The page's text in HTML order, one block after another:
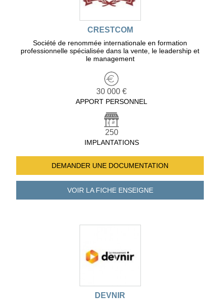
CRESTCOM
Société de renommée internationale en formation
professionnelle spécialisée dans la vente, le leadership et
le management
30 000 €
APPORT PERSONNEL
250
IMPLANTATIONS
DEMANDER UNE DOCUMENTATION
VOIR LA FICHEENSEIGNE
DEVNIR